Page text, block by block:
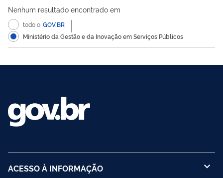
Nenhum resultado encontrado em
todo o GOV.BR
Ministério da Gestão e da Inovação em Serviços Públicos
ACESSO À INFORMAÇÃO